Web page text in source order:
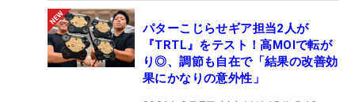
パターこじらせギア担当2人が
『TRTL』をテスト！高MOIで転が
り◎、調節も自在で「結果の改善効
果にかなりの意外性」